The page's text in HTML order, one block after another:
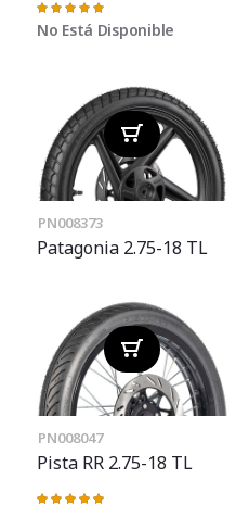
Valoración:
100%
No Está Disponible
PN008373
Patagonia 2.75-18 TL
PN008047
Pista RR 2.75-18 TL
Valoración: